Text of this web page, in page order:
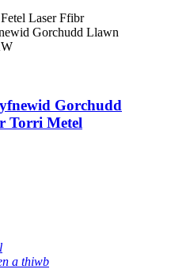
Gorchudd
Torri Metel
a thiwb